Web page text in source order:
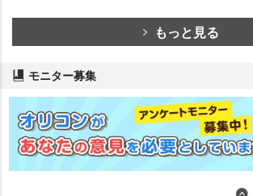
もっと見る
モニター募集